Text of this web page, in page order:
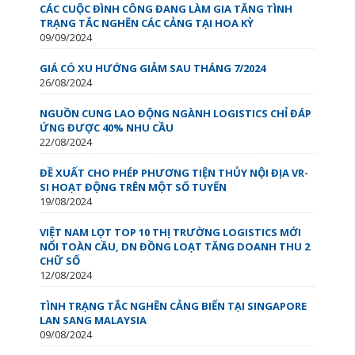
CÁC CUỘC ĐÌNH CÔNG ĐANG LÀM GIA TĂNG TÌNH
TRẠNG TẮC NGHẼN CÁC CẢNG TẠI HOA KỲ
09/09/2024
GIÁ CÓ XU HƯỚNG GIẢM SAU THÁNG 7/2024
26/08/2024
NGUỒN CUNG LAO ĐỘNG NGÀNH LOGISTICS CHỈ ĐÁP
ỨNG ĐƯỢC 40% NHU CẦU
22/08/2024
ĐỀ XUẤT CHO PHÉP PHƯƠNG TIỆN THỦY NỘI ĐỊA VR-
SI HOẠT ĐỘNG TRÊN MỘT SỐ TUYẾN
19/08/2024
VIỆT NAM LỌT TOP 10 THỊ TRƯỜNG LOGISTICS MỚI
NỔI TOÀN CẦU, DN ĐỒNG LOẠT TĂNG DOANH THU 2
CHỮ SỐ
12/08/2024
TÌNH TRẠNG TẮC NGHẼN CẢNG BIỂN TẠI SINGAPORE
LAN SANG MALAYSIA
09/08/2024